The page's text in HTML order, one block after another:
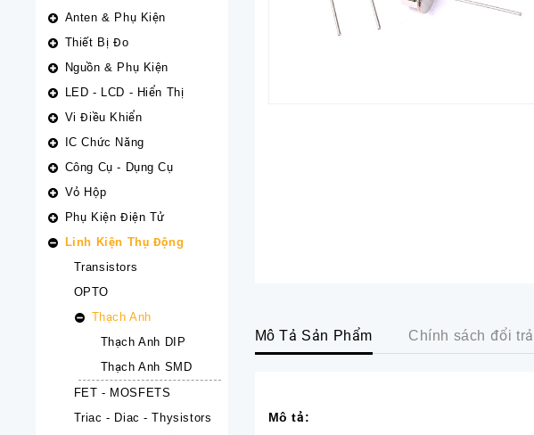
Anten & Phụ Kiện
Thiết Bị Đo
Nguồn & Phụ Kiện
LED - LCD - Hiển Thị
Vi Điều Khiển
IC Chức Năng
Công Cụ - Dụng Cụ
Vỏ Hộp
Phụ Kiện Điện Tử
Linh Kiện Thụ Động
Transistors
OPTO
Thạch Anh
Thạch Anh DIP
Thạch Anh SMD
FET - MOSFETS
Triac - Diac - Thysistors
Mô Tả Sản Phẩm Chính sách đổi trả
Mô tả: